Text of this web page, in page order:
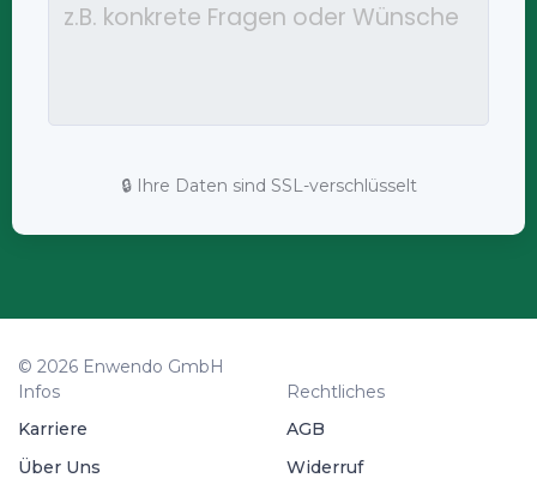
🔒 Ihre Daten sind SSL-verschlüsselt
© 2026 Enwendo GmbH
Infos
Karriere
Über Uns
Rechtliches
AGB
Widerruf